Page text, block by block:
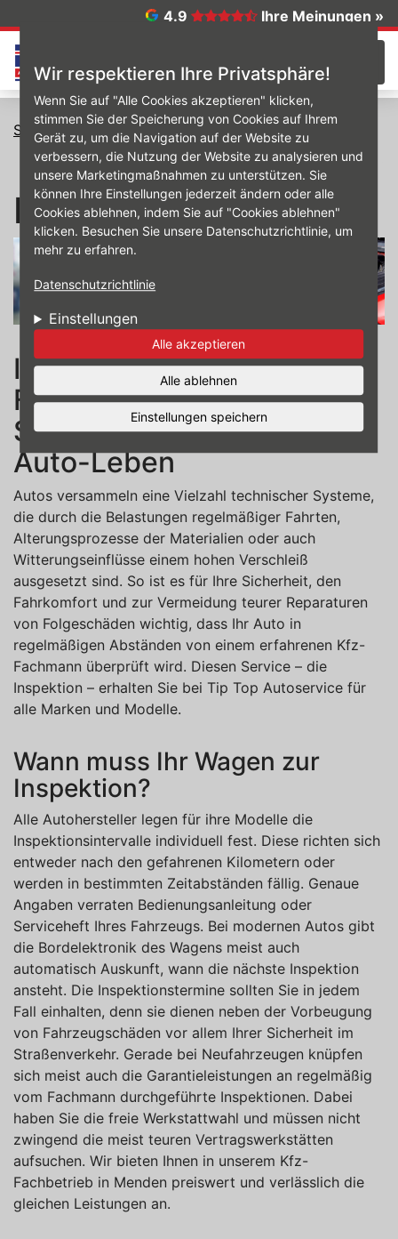
Wir respektieren Ihre Privatsphäre!
Wenn Sie auf "Alle Cookies akzeptieren" klicken,
stimmen Sie der Speicherung von Cookies auf Ihrem
Gerät zu, um die Navigation auf der Website zu
verbessern, die Nutzung der Website zu analysieren und
unsere Marketingmaßnahmen zu unterstützen. Sie
können Ihre Einstellungen jederzeit ändern oder alle
Cookies ablehnen, indem Sie auf "Cookies ablehnen"
klicken. Besuchen Sie unsere Datenschutzrichtlinie, um
mehr zu erfahren.
Datenschutzrichtlinie
Einstellungen
Alle akzeptieren
Alle ablehnen
Einstellungen speichern
4.9 Ihre Meinungen »
Startseite Inspektion
Inspektion
Inspektion von Ihrem
Fachmann in Menden – für
Sicherheit und ein langes
Auto-Leben
Autos versammeln eine Vielzahl technischer Systeme,
die durch die Belastungen regelmäßiger Fahrten,
Alterungsprozesse der Materialien oder auch
Witterungseinflüsse einem hohen Verschleiß
ausgesetzt sind. So ist es für Ihre Sicherheit, den
Fahrkomfort und zur Vermeidung teurer Reparaturen
von Folgeschäden wichtig, dass Ihr Auto in
regelmäßigen Abständen von einem erfahrenen Kfz-
Fachmann überprüft wird. Diesen Service – die
Inspektion – erhalten Sie bei Tip Top Autoservice für
alle Marken und Modelle.
Wann muss Ihr Wagen zur
Inspektion?
Alle Autohersteller legen für ihre Modelle die
Inspektionsintervalle individuell fest. Diese richten sich
entweder nach den gefahrenen Kilometern oder
werden in bestimmten Zeitabständen fällig. Genaue
Angaben verraten Bedienungsanleitung oder
Serviceheft Ihres Fahrzeugs. Bei modernen Autos gibt
die Bordelektronik des Wagens meist auch
automatisch Auskunft, wann die nächste Inspektion
ansteht. Die Inspektionstermine sollten Sie in jedem
Fall einhalten, denn sie dienen neben der Vorbeugung
von Fahrzeugschäden vor allem Ihrer Sicherheit im
Straßenverkehr. Gerade bei Neufahrzeugen knüpfen
sich meist auch die Garantieleistungen an regelmäßig
vom Fachmann durchgeführte Inspektionen. Dabei
haben Sie die freie Werkstattwahl und müssen nicht
zwingend die meist teuren Vertragswerkstätten
aufsuchen. Wir bieten Ihnen in unserem Kfz-
Fachbetrieb in Menden preiswert und verlässlich die
gleichen Leistungen an.